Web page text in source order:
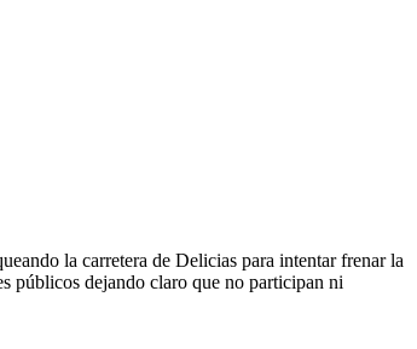
la carretera de Delicias para intentar frenar la
públicos dejando claro que no participan ni